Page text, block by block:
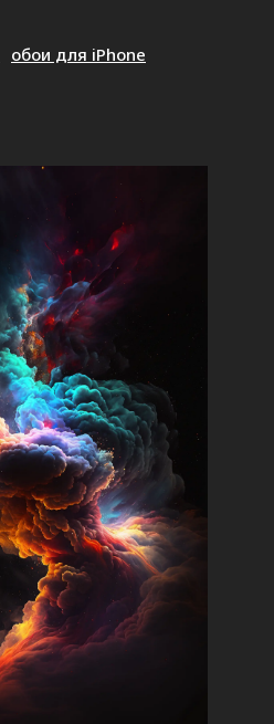
обои для iPhone